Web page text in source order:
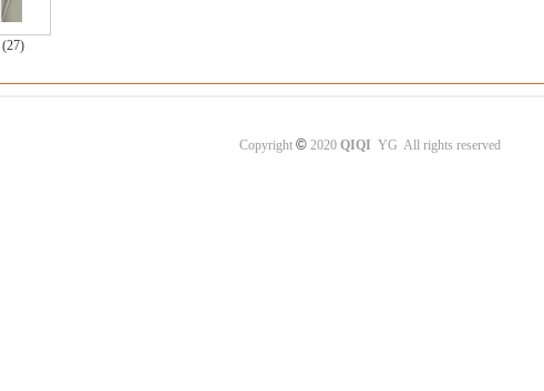
(27)
Copyright © 2020 QIQI YG All rights reserved